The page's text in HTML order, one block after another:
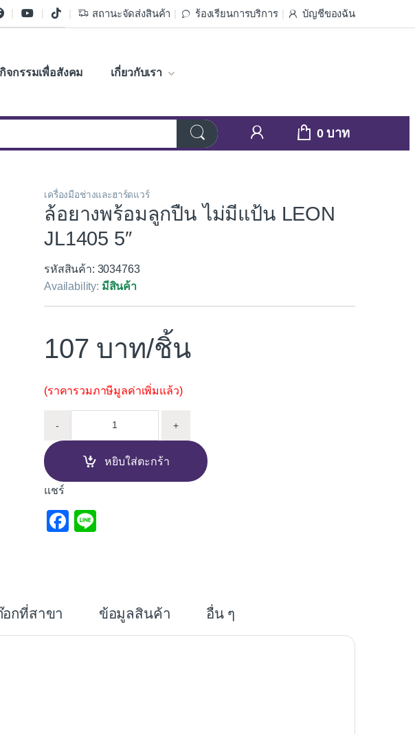
สถานะจัดส่งสินค้า ร้องเรียนการบริการ บัญชีของฉัน
กิจกรรมเพื่อสังคม เกี่ยวกับเรา
0
เครื่องมือช่างและฮาร์ดแวร์
ล้อยางพร้อมลูกปืน ไม่มีแป้น LEON
JL1405 5″
รหัสสินค้า: 3034763
Availability: มีสินค้า
107 /ชิ้น
(ราคารวมภาษีมูลค่าเพิ่มแล้ว)
- +
หยิบใส่ตะกร้า
แชร์
F
o
กที่สาขา ข้อมูลสินค้า อื่น ๆ